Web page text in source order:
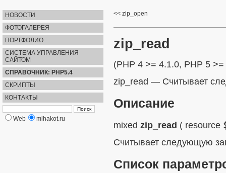
НОВОСТИ
ФОТОГАЛЕРЕЯ
ПОРТФОЛИО
СИСТЕМА УПРАВЛЕНИЯ
САЙТОМ
СПРАВОЧНИК: PHP5.4
СКРИПТЫ
КОНТАКТЫ
Web mihakot.ru
zip_open
zip_read
(PHP 4 >= 4.1.0, PHP 5
zip_read — Считывает
Описание
mixed zip_read ( resource
Считывает следующую
Список